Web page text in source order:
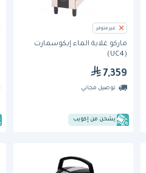
غير متوفر
ماركو غلاية الماء إيكوسمارت
(UC4)
7,359
توصيل مجاني
يشحن من إكويب